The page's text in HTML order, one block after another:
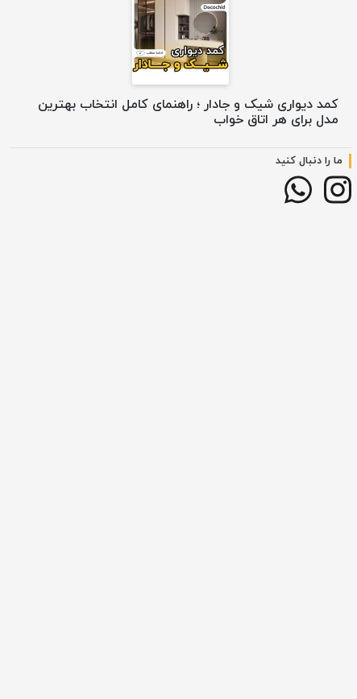
کمد دیواری شیک و جادار ؛ راهنمای کامل انتخاب بهترین
مدل برای هر اتاق خواب
ما را دنبال کنید